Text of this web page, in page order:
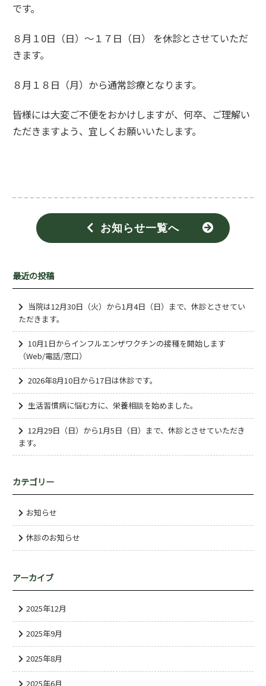
です。
８月１0日（日）〜１７日（日） を休診とさせていただ
きます。
８月１８日（月）から通常診療となります。
皆様には大変ご不便をおかけしますが、何卒、ご理解い
ただきますよう、宜しくお願いいたします。
お知らせ一覧へ
最近の投稿
当院は12月30日（火）から1月4日（日）まで、休診とさせてい
ただきます。
10月1日からインフルエンザワクチンの接種を開始します
（Web/電話/窓口）
2026年8月10日から17日は休診です。
生活習慣病に悩む方に、栄養相談を始めました。
12月29日（日）から1月5日（日）まで、休診とさせていただき
ます。
カテゴリー
お知らせ
休診のお知らせ
アーカイブ
2025年12月
2025年9月
2025年8月
2025年6月